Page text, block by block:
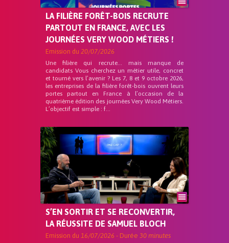
LA FILIÈRE FORÊT-BOIS RECRUTE
PARTOUT EN FRANCE, AVEC LES
JOURNÉES VERY WOOD MÉTIERS !
Emission du 20/07/2026
Une filière qui recrute… mais manque de
candidats Vous cherchez un métier utile, concret
et tourné vers l’avenir ? Les 7, 8 et 9 octobre 2026,
les entreprises de la filière forêt-bois ouvrent leurs
portes partout en France à l’occasion de la
quatrième édition des journées Very Wood Métiers.
L’objectif est simple : f...
S’EN SORTIR ET SE RECONVERTIR,
LA RÉUSSITE DE SAMUEL BLOCH
Emission du 16/07/2026 - Durée 30 minutes